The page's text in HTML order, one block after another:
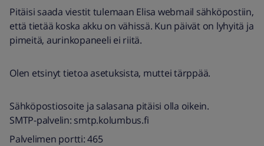
Pitäisi saada viestit tulemaan Elisa webmail sähköpostiin,
että tietää koska akku on vähissä. Kun päivät on lyhyitä ja
pimeitä, aurinkopaneeli ei riitä.
Olen etsinyt tietoa asetuksista, muttei tärppää.
Sähköpostiosoite ja salasana pitäisi olla oikein.
SMTP-palvelin: smtp.kolumbus.fi
Palvelimen portti: 465